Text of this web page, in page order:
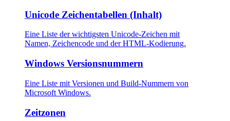
Unicode Zeichentabellen (Inhalt)
Eine Liste der wichtigsten Unicode-Zeichen mit
Namen, Zeichencode und der HTML-Kodierung.
Windows Versionsnummern
Eine Liste mit Versionen und Build-Nummern von
Microsoft Windows.
Zeitzonen